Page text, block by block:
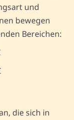
und
bewegen
Bereichen:
die sich in